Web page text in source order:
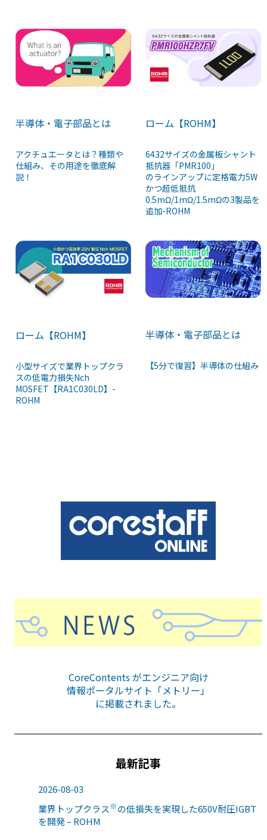
半導体・電子部品とは
アクチュエータとは？種類や
仕組み、その用途を徹底解
説！
ローム【ROHM】
6432サイズの金属板シャント
抵抗器「PMR100」
のラインアップに定格電力5W
かつ超低抵抗
0.5mΩ/1mΩ/1.5mΩの3製品を
追加-ROHM
ローム【ROHM】
小型サイズで業界トップクラ
スの低電力損失Nch
MOSFET【RA1C030LD】-
ROHM
半導体・電子部品とは
【5分で復習】半導体の仕組み
CoreContents がエンジニア向け
情報ポータルサイト「メトリー」
に掲載されました。
最新記事
2026-08-03
業界トップクラス※の低損失を実現した650V耐圧IGBT
を開発 – ROHM